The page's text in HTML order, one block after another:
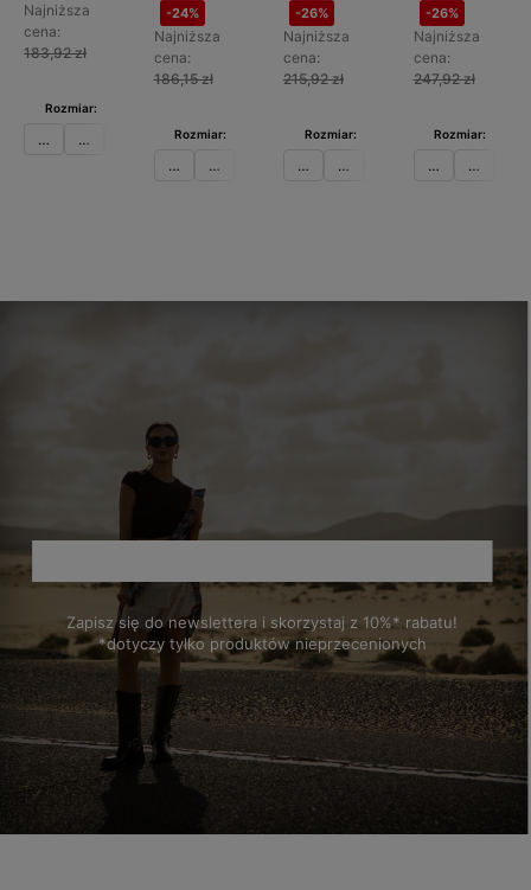
Najniższa
cena:
183,92 zł
Rozmiar:
36 37 39 40
-24%
Najniższa
cena:
186,15 zł
Rozmiar:
36 37 39 41
-26%
Najniższa
cena:
215,92 zł
Rozmiar:
36 37 39
-26%
Najniższa
cena:
247,92 zł
Rozmiar:
36 37
Zapisz się do newslettera i skorzystaj z 10%* rabatu!
*dotyczy tylko produktów nieprzecenionych